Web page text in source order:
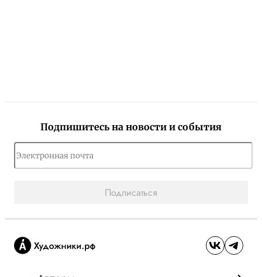
Подпишитесь на новости и события
Подписаться